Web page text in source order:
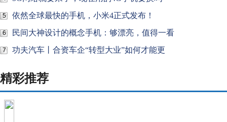
5 依然全球最快的手机，小米4正式发布！
6 民间大神设计的概念手机：够漂亮，值得一看
7 功夫汽车丨合资车企“转型大业”如何才能更
精彩推荐